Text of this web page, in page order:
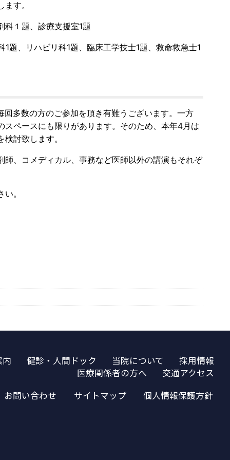
す。
剤科１題、診療支援室1題
題、リハビリ科1題、臨床工学技士1題、 救命救急士1
多数の方のご参加を頂き有難うございます。一方
ペースにも限りがあります。そのため、本年4月は
討致します。
、コメディカル、事務など医師以外の講演もそれぞ
。
健診・人間ドック 当院について
採用情報
医療関係者の方へ
交通アクセス
お問い合わせ
サイトマップ 個人情報保護方針